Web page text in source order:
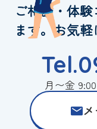
ご相談・体
ます。お気
月〜金
メ